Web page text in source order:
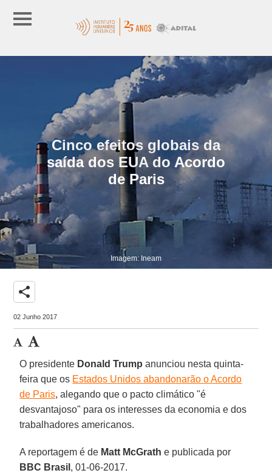
Cinco efeitos globais da
saída dos EUA do Acordo
de Paris
Imagem: Ineam
share
02 Junho 2017
O presidente Donald Trump anunciou nesta quinta-
feira que os Estados Unidos abandonarão o Acordo
de Paris, alegando que o pacto climático "é
desvantajoso" para os interesses da economia e dos
trabalhadores americanos.
A reportagem é de Matt McGrath e publicada por
BBC Brasil , 01-06-2017.